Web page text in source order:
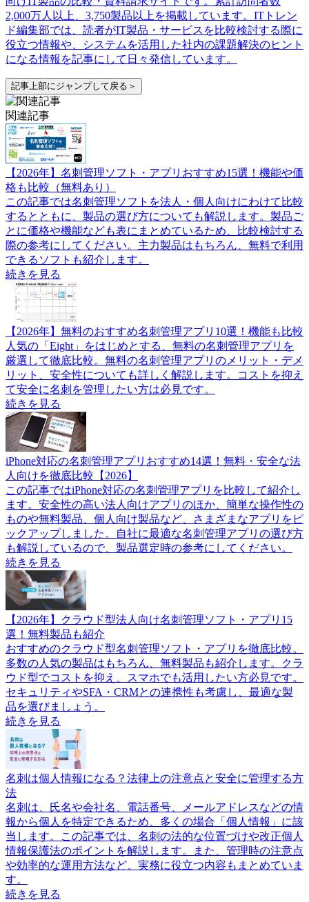
2,000万人以上、3,750製品以上を掲載しています。ITトレン
ド編集部では、読者がIT製品・サービスを比較検討する際に
役立つ情報や、システムを活用した社内の課題解決のヒント
になる情報を記事にして日々発信しています。
記事上部にジャンプして戻る＞
関連記事
【2026年】名刺管理ソフト・アプリおすすめ15選！機能や価
格も比較（無料あり）
この記事では名刺管理ソフトを法人・個人向けにわけて比較
するとともに、製品の選び方についても解説します。製品ご
とに価格や機能なども表にまとめているため、比較検討する
際の参考にしてください。主力製品はもちろん、無料で利用
できるソフトも紹介します。
続きを見る
【2026年】無料のおすすめ名刺管理アプリ10選！機能も比較
人気の「Eight」をはじめとする、無料の名刺管理アプリを
厳選して徹底比較。無料の名刺管理アプリのメリット・デメ
リット、安全性についても詳しく解説します。コストを抑え
て安全に名刺を管理したい方は必見です。
続きを見る
iPhone対応の名刺管理アプリおすすめ14選！無料・安全な法
人向けを徹底比較【2026】
この記事ではiPhone対応の名刺管理アプリを比較して紹介し
ます。安全性の高い法人向けアプリのほか、簡単な操作性の
ものや無料製品、個人向け製品など、さまざまなアプリをピ
ックアップしました。自社に最適な名刺管理アプリの選び方
も解説しているので、製品選定時の参考にしてください。
続きを見る
【2026年】クラウド型法人向け名刺管理ソフト・アプリ15
選！無料製品も紹介
おすすめのクラウド型名刺管理ソフト・アプリを徹底比較。
多数の人気の製品はもちろん、無料製品も紹介します。クラ
ウド型でコストを抑え、スマホでも活用したい方必見です。
セキュリティやSFA・CRMとの連携性も考慮し、最適な製
品を選びましょう。
続きを見る
名刺は個人情報になる？法律上の注意点と安全に管理する方
法
名刺は、氏名や会社名、電話番号、メールアドレスなどの情
報から個人を特定できるため、多くの場合「個人情報」に該
当します。この記事では、名刺の法的な位置づけや改正個人
情報保護法のポイントを解説します。また、管理時の注意点
や効率的な運用方法など、実務に役立つ内容もまとめていま
す。
続きを見る